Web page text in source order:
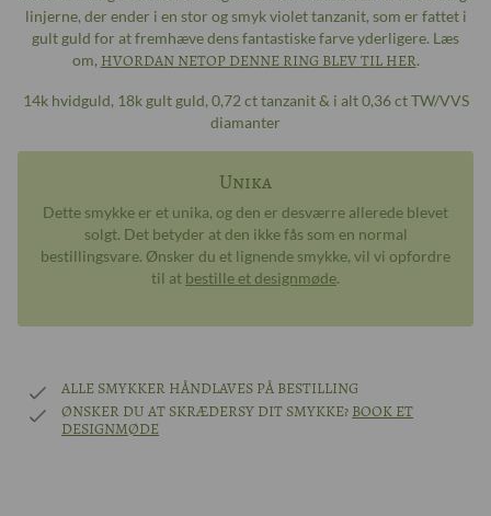
linjerne, der ender i en stor og smyk violet tanzanit, som er fattet i
gult guld for at fremhæve dens fantastiske farve yderligere. Læs
om, HVORDAN NETOP DENNE RING BLEV TIL HER.
14k hvidguld, 18k gult guld, 0,72 ct tanzanit & i alt 0,36 ct TW/VVS
diamanter
Unika
Dette smykke er et unika, og den er desværre allerede blevet
solgt. Det betyder at den ikke fås som en normal
bestillingsvare. Ønsker du et lignende smykke, vil vi opfordre
til at bestille et designmøde.
ALLE SMYKKER HÅNDLAVES PÅ BESTILLING
ØNSKER DU AT SKRÆDERSY DIT SMYKKE? BOOK ET
DESIGNMØDE